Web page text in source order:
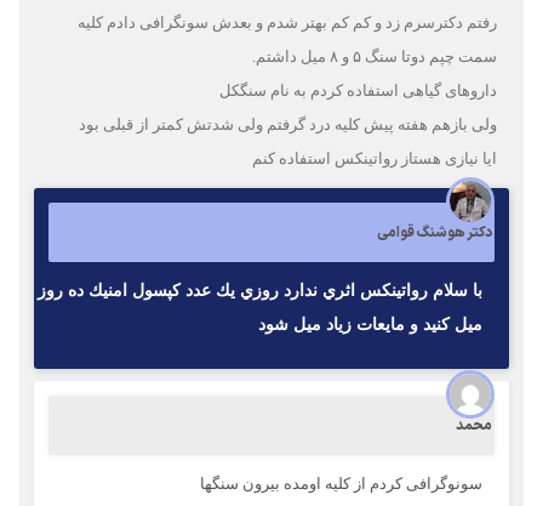
رفتم دکترسرم زد و کم کم بهتر شدم و بعدش سونگرافی دادم کلیه
سمت چپم دوتا سنگ ۵ و ۸ میل داشتم.
داروهای گیاهی استفاده کردم به نام سنگکل
ولی بازهم هفته پیش کلیه درد گرفتم ولی شدتش کمتر از قبلی بود
ایا نیازی هستاز رواتینکس استفاده کنم
دکتر هوشنگ قوامی
با سلام رواتينكس اثري ندارد روزي يك عدد كپسول امنيك ده روز
ميل كنيد و مايعات زياد ميل شود
محمد
سونوگرافی کردم از کلیه اومده بیرون سنگها